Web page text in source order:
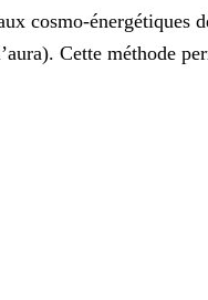
cosmo-
Cette méthode